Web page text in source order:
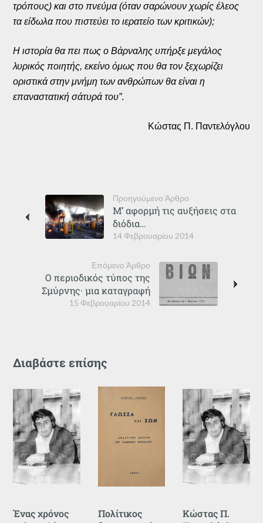
τρόπους) και στο πνεύμα (όταν σαρώνουν χωρίς έλεος
τα είδωλα που πιστεύει το ιερατείο των κριτικών);
Η ιστορία θα πει πως ο Βάρναλης υπήρξε μεγάλος
λυρικός ποιητής, εκείνο όμως που θα τον ξεχωρίζει
οριστικά στην μνήμη των ανθρώπων θα είναι η
επαναστατική σάτυρά του”.
Κώστας Π. Παντελόγλου
Προηγούμενο Άρθρο
14 Φεβρουαρίου 2014
Μ’ αφορμή τις αυξήσεις στα
διόδια…
Επόμενο Άρθρο
15 Φεβρουαρίου 2014
Ο περιοδικός τύπος της
Σμύρνης· μια καταγραφή
Διαβάστε επίσης
Ένας χρόνος
Πολίτικος
Κώστας Π.